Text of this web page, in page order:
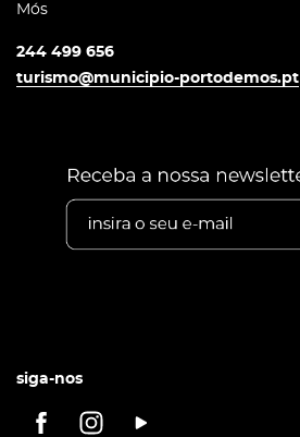
Mós
244 499 656
turismo@municipio-portodemos.pt
siga-nos